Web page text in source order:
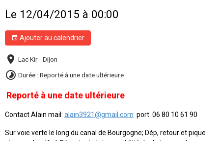
Le 12/04/2015 à 00:00
Ajouter au calendrier
Lac Kir - Dijon
Durée : Reporté à une date ultérieure
Reporté à une date ultérieure
Contact Alain mail: alain3921@gmail.com port: 06 80 10 61 90
Sur voie verte le long du canal de Bourgogne; Dép, retour et pique